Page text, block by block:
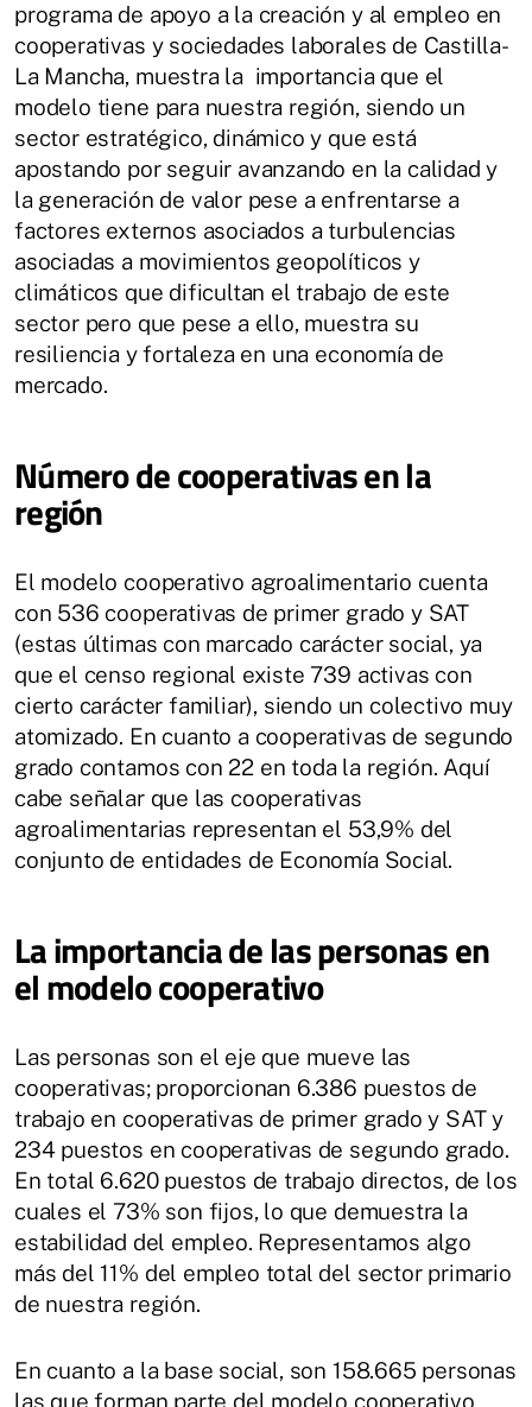
programa de apoyo a la creación y al empleo en
cooperativas y sociedades laborales de Castilla-
La Mancha, muestra la importancia que el
modelo tiene para nuestra región, siendo un
sector estratégico, dinámico y que está
apostando por seguir avanzando en la calidad y
la generación de valor pese a enfrentarse a
factores externos asociados a turbulencias
asociadas a movimientos geopolíticos y
climáticos que dificultan el trabajo de este
sector pero que pese a ello, muestra su
resiliencia y fortaleza en una economía de
mercado.
Número de cooperativas en la
región
El modelo cooperativo agroalimentario cuenta
con 536 cooperativas de primer grado y SAT
(estas últimas con marcado carácter social, ya
que el censo regional existe 739 activas con
cierto carácter familiar), siendo un colectivo muy
atomizado. En cuanto a cooperativas de segundo
grado contamos con 22 en toda la región. Aquí
cabe señalar que las cooperativas
agroalimentarias representan el 53,9% del
conjunto de entidades de Economía Social.
La importancia de las personas en
el modelo cooperativo
Las personas son el eje que mueve las
cooperativas; proporcionan 6.386 puestos de
trabajo en cooperativas de primer grado y SAT y
234 puestos en cooperativas de segundo grado.
En total 6.620 puestos de trabajo directos, de los
cuales el 73% son fijos, lo que demuestra la
estabilidad del empleo. Representamos algo
más del 11% del empleo total del sector primario
de nuestra región.
En cuanto a la base social, son 158.665 personas
las que forman parte del modelo cooperativo,